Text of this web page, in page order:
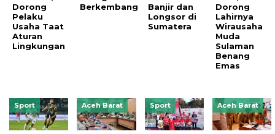
Dorong
Pelaku
Usaha Taat
Aturan
Lingkungan
Berkembang
Banjir dan
Longsor di
Sumatera
Dorong
Lahirnya
Wirausaha
Muda
Sulaman
Benang
Emas
Sport Aceh Barat Sport Aceh Barat